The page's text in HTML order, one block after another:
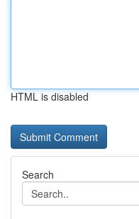
HTML is disabled
Search